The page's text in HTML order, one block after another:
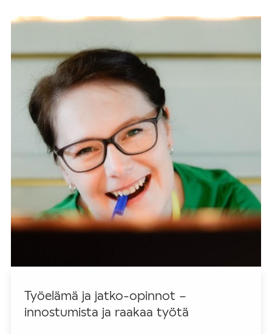
Työelämä ja jatko-opinnot –
innostumista ja raakaa työtä